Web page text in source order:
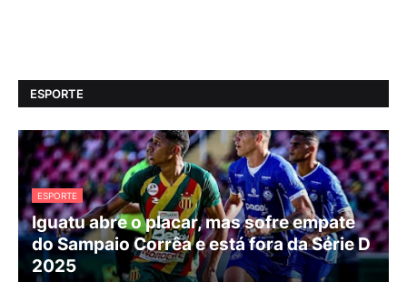
ESPORTE
ESPORTE
Iguatu abre o placar, mas sofre empate
do Sampaio Corrêa e está fora da Série D
2025